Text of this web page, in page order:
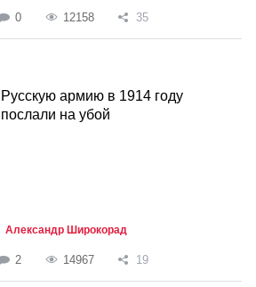
0 12158 35
Русскую армию в 1914 году
послали на убой
Александр Широкорад
2 14967 19